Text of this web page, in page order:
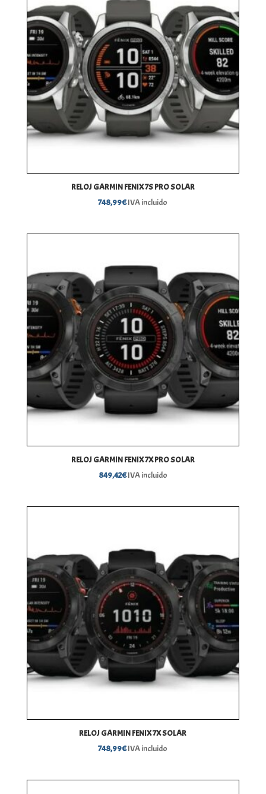
RELOJ GARMIN FENIX 7S PRO SOLAR
748,99€IVA incluido
RELOJ GARMIN FENIX 7X PRO SOLAR
849,42€IVA incluido
RELOJ GARMIN FENIX 7X SOLAR
748,99€IVA incluido